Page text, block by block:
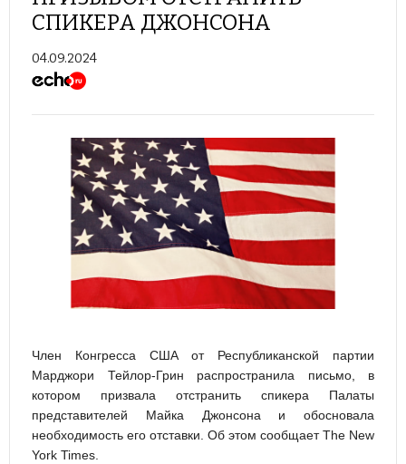
СПИКЕРА ДЖОНСОНА
04.09.2024
Член Конгресса США от Республиканской партии
Марджори Тейлор-Грин распространила письмо, в
котором призвала отстранить спикера Палаты
представителей Майка Джонсона и обосновала
необходимость его отставки. Об этом сообщает The New
York Times.